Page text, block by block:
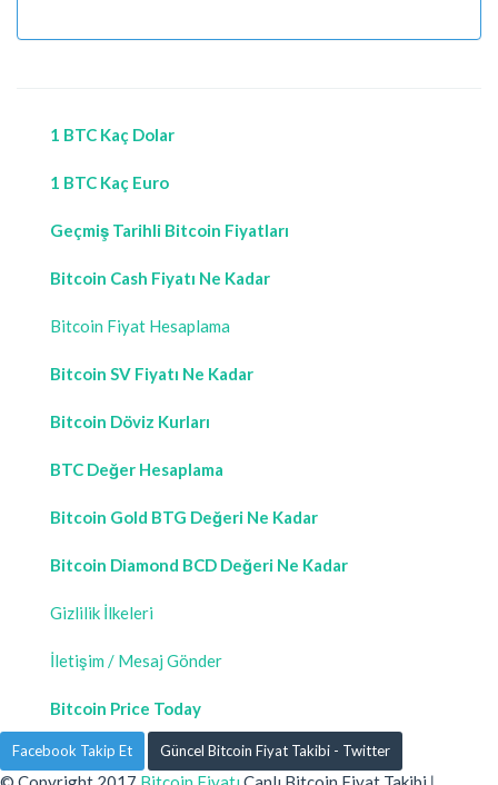
1 BTC Kaç Dolar
1 BTC Kaç Euro
Geçmiş Tarihli Bitcoin Fiyatları
Bitcoin Cash Fiyatı Ne Kadar
Bitcoin Fiyat Hesaplama
Bitcoin SV Fiyatı Ne Kadar
Bitcoin Döviz Kurları
BTC Değer Hesaplama
Bitcoin Gold BTG Değeri Ne Kadar
Bitcoin Diamond BCD Değeri Ne Kadar
Gizlilik İlkeleri
İletişim / Mesaj Gönder
Bitcoin Price Today
Facebook Takip Et Güncel Bitcoin Fiyat Takibi - Twitter